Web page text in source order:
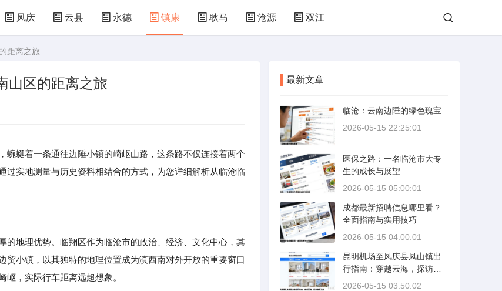
凤庆 云县 永德 镇康 耿马 沧源 双江
距离之旅
山区的距离之旅
蜿蜒着一条通往边陲小镇的崎岖山路，这条路不仅连接着两个
实地测量与历史资料相结合的方式，为您详细解析从临沧临
的地理优势。临翔区作为临沧市的政治、经济、文化中心，其
小镇，以其独特的地理位置成为滇西南对外开放的重要窗口
，实际行车距离远超想象。
最新文章
临沧：云南边陲的绿色瑰宝
2026-05-15 22:25:01
医保之路：一名临沧市大专
生的成长与展望
2026-05-15 05:00:01
成都最新招聘信息哪里看？
全面指南与实用技巧
2026-05-15 04:00:01
昆明机场至凤庆县凤山镇出
行指南：穿越云海，探访秘
境之旅
2026-05-15 03:50:02